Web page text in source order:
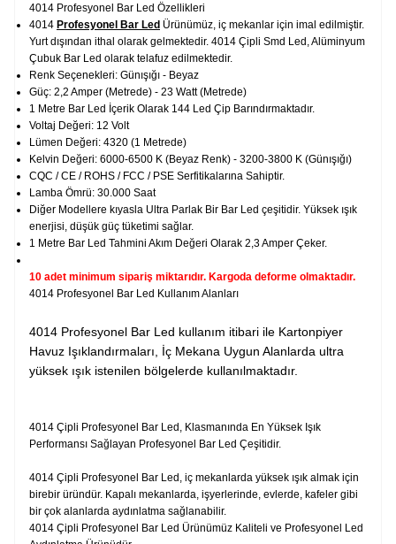
4014 Profesyonel Bar Led Özellikleri
4014 Profesyonel Bar Led Ürünümüz, iç mekanlar için imal edilmiştir.
Yurt dışından ithal olarak gelmektedir. 4014 Çipli Smd Led, Alüminyum
Çubuk Bar Led olarak telafuz edilmektedir.
Renk Seçenekleri: Günışığı - Beyaz
Güç: 2,2 Amper (Metrede) - 23 Watt (Metrede)
1 Metre Bar Led İçerik Olarak 144 Led Çip Barındırmaktadır.
Voltaj Değeri: 12 Volt
Lümen Değeri: 4320 (1 Metrede)
Kelvin Değeri: 6000-6500 K (Beyaz Renk) - 3200-3800 K (Günışığı)
CQC / CE / ROHS / FCC / PSE Serfitikalarına Sahiptir.
Lamba Ömrü: 30.000 Saat
Diğer Modellere kıyasla Ultra Parlak Bir Bar Led çeşitidir. Yüksek ışık
enerjisi, düşük güç tüketimi sağlar.
1 Metre Bar Led Tahmini Akım Değeri Olarak 2,3 Amper Çeker.
10 adet minimum sipariş miktarıdır. Kargoda deforme olmaktadır.
4014 Profesyonel Bar Led Kullanım Alanları
4014 Profesyonel Bar Led kullanım itibari ile Kartonpiyer
Havuz Işıklandırmaları, İç Mekana Uygun Alanlarda ultra
yüksek ışık istenilen bölgelerde kullanılmaktadır.
4014 Çipli Profesyonel Bar Led, Klasmanında En Yüksek Işık
Performansı Sağlayan Profesyonel Bar Led Çeşitidir.
4014 Çipli Profesyonel Bar Led, iç mekanlarda yüksek ışık almak için
birebir üründür. Kapalı mekanlarda, işyerlerinde, evlerde, kafeler gibi
bir çok alanlarda aydınlatma sağlanabilir.
4014 Çipli Profesyonel Bar Led Ürünümüz Kaliteli ve Profesyonel Led